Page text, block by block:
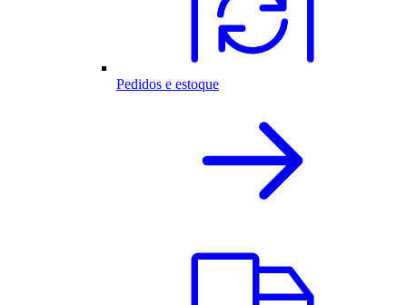
Pedidos e estoque